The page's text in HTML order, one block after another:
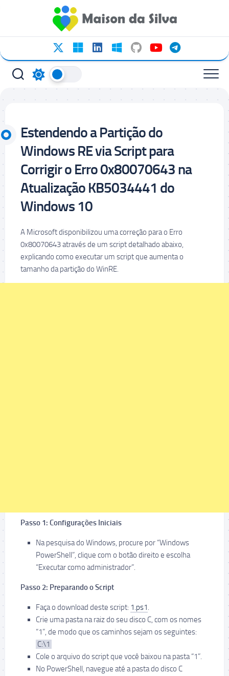
conteúdo
Estendendo a Partição do
Windows RE via Script para
Corrigir o Erro 0x80070643 na
Atualização KB5034441 do
Windows 10
A Microsoft disponibilizou uma correção para o Erro
0x80070643 através de um script detalhado abaixo,
explicando como executar um script que aumenta o
tamanho da partição do WinRE.
Passo 1: Configurações Iniciais
Na pesquisa do Windows, procure por “Windows
PowerShell”, clique com o botão direito e escolha
“Executar como administrador”.
Passo 2: Preparando o Script
Faça o download deste script: 1.ps1.
Crie uma pasta na raiz do seu disco C, com os nomes
“1”, de modo que os caminhos sejam os seguintes:
C:\1
Cole o arquivo do script que você baixou na pasta “1”.
No PowerShell, navegue até a pasta do disco C